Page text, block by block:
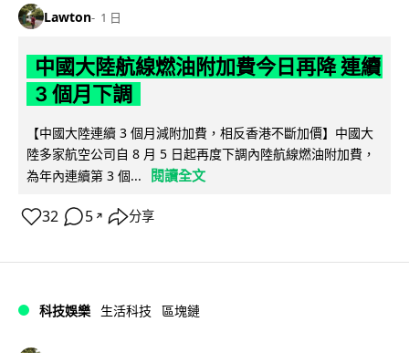
Lawton 1 日
中國大陸航線燃油附加費今日再降 連續
3 個月下調
【中國大陸連續 3 個月減附加費，相反香港不斷加價】中國大
陸多家航空公司自 8 月 5 日起再度下調內陸航線燃油附加費，
為年內連續第 3 個...
閱讀全文
32 5 ↗ 分享
科技娛樂 生活科技 區塊鏈